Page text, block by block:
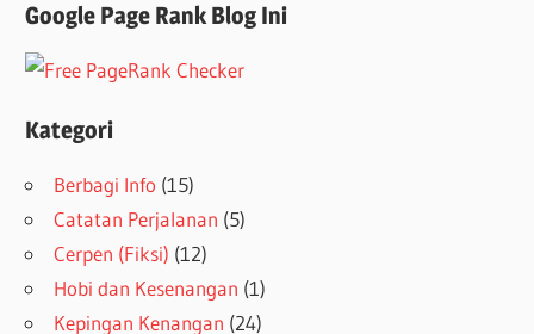
Google Page Rank Blog Ini
Kategori
Berbagi Info (15)
Catatan Perjalanan (5)
Cerpen (Fiksi) (12)
Hobi dan Kesenangan (1)
Kepingan Kenangan (24)